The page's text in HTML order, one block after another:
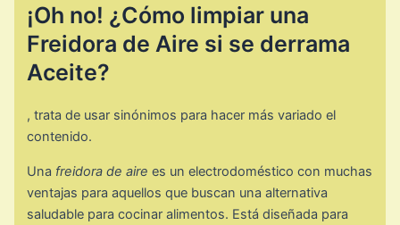
¡Oh no! ¿Cómo limpiar una
Freidora de Aire si se derrama
Aceite?
, trata de usar sinónimos para hacer más variado el
contenido.
Una freidora de aire es un electrodoméstico con muchas
ventajas para aquellos que buscan una alternativa
saludable para cocinar alimentos. Está diseñada para